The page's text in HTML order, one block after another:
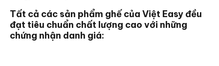
Tất cả các sản phẩm ghế của Việt Easy đều
đạt tiêu chuẩn chất lượng cao với những
chứng nhận danh giá: